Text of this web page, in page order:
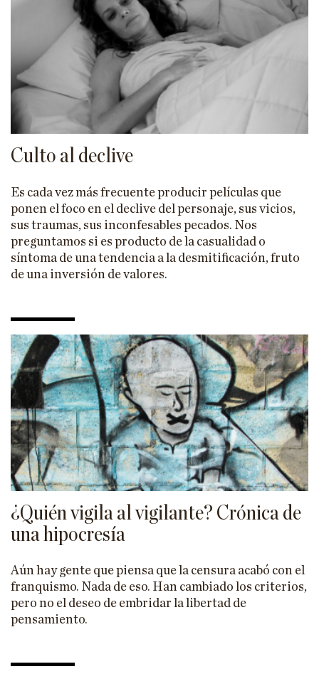
Culto al declive
Es cada vez más frecuente producir películas que
ponen el foco en el declive del personaje, sus vicios,
sus traumas, sus inconfesables pecados. Nos
preguntamos si es producto de la casualidad o
síntoma de una tendencia a la desmitificación, fruto
de una inversión de valores.
¿Quién vigila al vigilante? Crónica de
una hipocresía
Aún hay gente que piensa que la censura acabó con el
franquismo. Nada de eso. Han cambiado los criterios,
pero no el deseo de embridar la libertad de
pensamiento.